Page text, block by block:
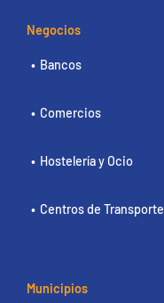
Negocios
Bancos
Comercios
Hostelería y Ocio
Centros de Transporte
Municipios